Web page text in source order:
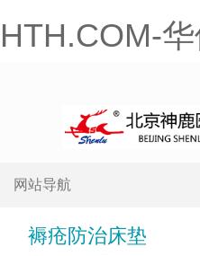
HTH.COM-
网站导航
褥疮防治床垫